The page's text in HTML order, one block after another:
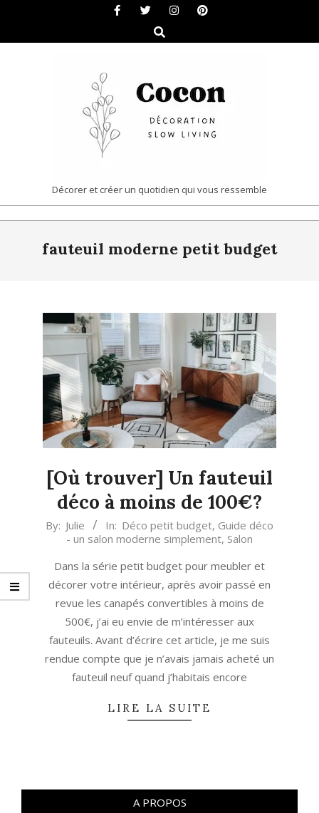
content
Search
COCON
|
DÉCORATION
LIVING
Décorer et créer un quotidien qui vous ressemble
Navigationfauteuil moderne petit budget
[Où trouver] Un fauteuil
déco à moins de 100€?
2021-
By: Julie In: Déco petit budget, Guide déco
- un salon moderne simplement, Salon
Dans la série petit budget pour meubler et
décorer votre intérieur, après avoir passé en
revue les canapés convertibles à moins de
500€, j’ai eu envie de m’intéresser aux
fauteuils. Avant d’écrire cet article, je me suis
rendue compte que je n’avais jamais acheté un
fauteuil neuf quand j’habitais encore
LIRE LA SUITE
A PROPOS